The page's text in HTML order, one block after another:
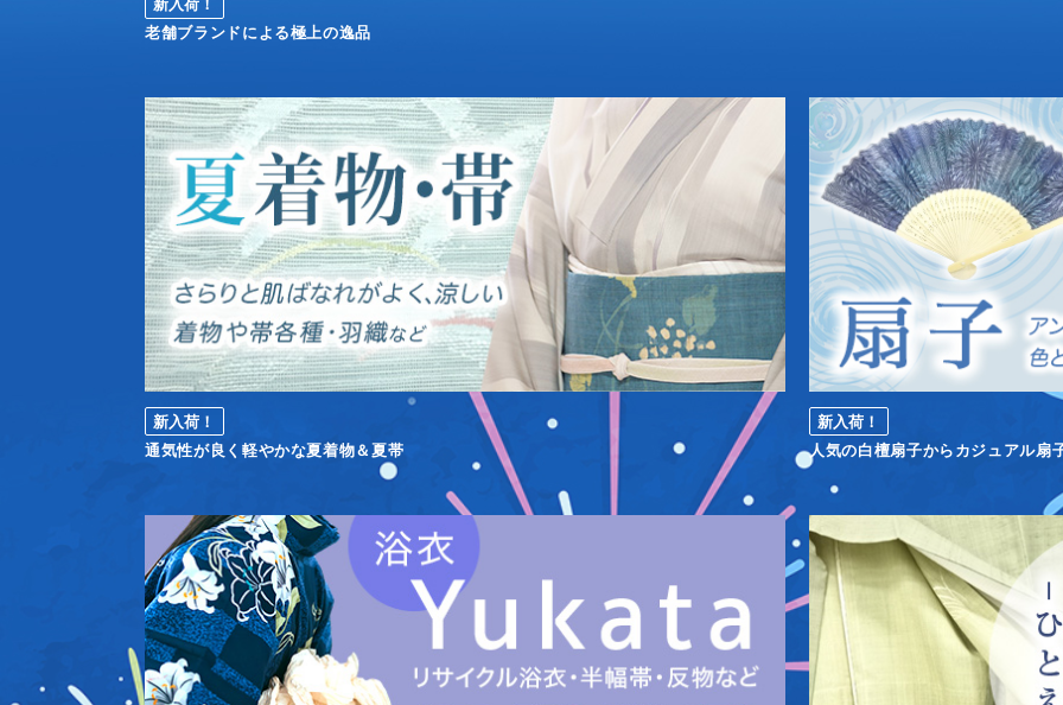
新入荷！
老舗ブランドによる極上の逸品
新入荷！
通気性が良く軽やかな夏着物＆夏帯
新入荷！
人気の白檀扇子からカジュアル扇